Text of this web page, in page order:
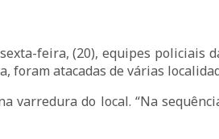
feira, (20), equipes policiais
foram atacadas de várias
varredura do local. “Na